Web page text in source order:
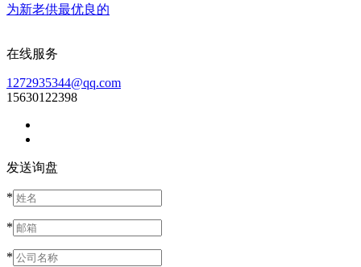
为新老供最优良的
在线服务
1272935344@qq.com
15630122398
发送询盘
*
*
*